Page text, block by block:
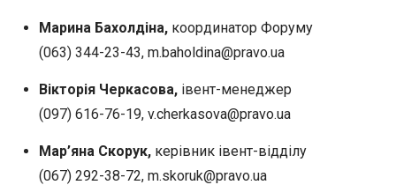
Марина Бахолдіна,координатор Форуму
(063) 344-23-43, m.baholdina@pravo.ua
Вікторія Черкасова,івент-менеджер
(097) 616-76-19, v.cherkasova@pravo.ua
Мар’яна Скорук,керівник івент-відділу
(067) 292-38-72, m.skoruk@pravo.ua